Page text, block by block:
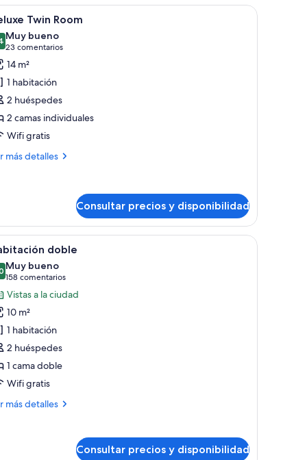
una mesa, una lámpara y vista a la ciudad.Habitación de hotel con cama, una silla,
5 Twin Room
de 10
Muy bueno
23 comentarios
(23 comentarios)
14 m²
1 habitación
2 huéspedes
2 camas individuales
Wifi gratis
más detalles
Consultar precios y disponibilidad
de estar, ventana con vistas a la ciudad y una lámpara en la pared.
Una cama bien hecha con una colcha
5 doble
de 10
Muy bueno
158 comentarios
(158 comentarios)
Vistas a la ciudad
10 m²
1 habitación
2 huéspedes
1 cama doble
Wifi gratis
más detalles
Consultar precios y disponibilidad